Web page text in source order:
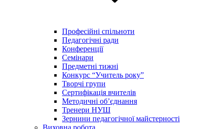
Професійні спільноти
Педагогічні ради
Конференції
Семінари
Предметні тижні
Конкурс “Учитель року”
Творчі групи
Сертифікація вчителів
Методичні об’єднання
Тренери НУШ
Зернини педагогічної майстерності
Виховна робота